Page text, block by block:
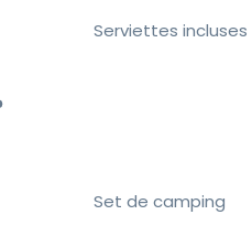
Serviettes incluses
Set de camping